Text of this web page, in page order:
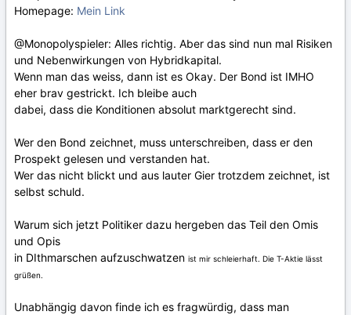
Homepage: Mein Link
@Monopolyspieler: Alles richtig. Aber das sind nun mal Risiken
und Nebenwirkungen von Hybridkapital.
Wenn man das weiss, dann ist es Okay. Der Bond ist IMHO
eher brav gestrickt. Ich bleibe auch
dabei, dass die Konditionen absolut marktgerecht sind.
Wer den Bond zeichnet, muss unterschreiben, dass er den
Prospekt gelesen und verstanden hat.
Wer das nicht blickt und aus lauter Gier trotzdem zeichnet, ist
selbst schuld.
Warum sich jetzt Politiker dazu hergeben das Teil den Omis
und Opis
in DIthmarschen aufzuschwatzen ist mir schleierhaft. Die T-Aktie lässt
grüßen.
Unabhängig davon finde ich es fragwürdig, dass man